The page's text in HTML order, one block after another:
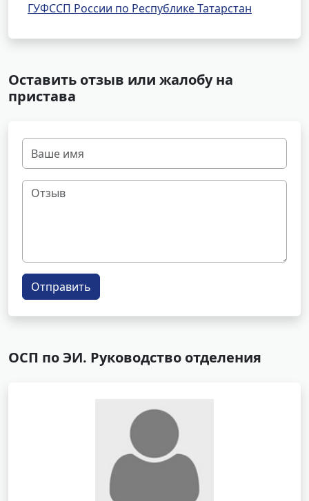
ГУФССП России по Республике Татарстан
Оставить отзыв или жалобу на
пристава
Отправить
ОСП по ЭИ. Руководство отделения